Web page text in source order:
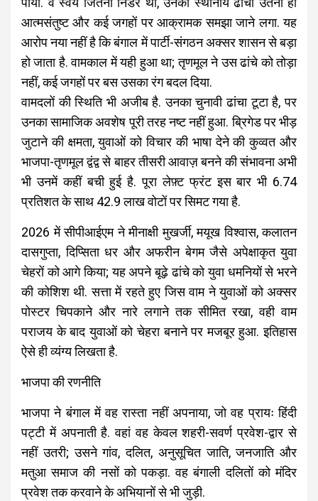
आत्मसंतुष्ट और कई जगहों पर आक्रामक समझा जाने लगा. यह
आरोप नया नहीं है कि बंगाल में पार्टी-संगठन अक्सर शासन से बड़ा
हो जाता है. वामकाल में यही हुआ था; तृणमूल ने उस ढांचे को तोड़ा
नहीं, कई जगहों पर बस उसका रंग बदल दिया.
वामदलों की स्थिति भी अजीब है. उनका चुनावी ढांचा टूटा है, पर
उनका सामाजिक अवशेष पूरी तरह नष्ट नहीं हुआ. ब्रिगेड पर भीड़
जुटाने की क्षमता, युवाओं को विचार की भाषा देने की कुव्वत और
भाजपा-तृणमूल द्वंद्व से बाहर तीसरी आवाज़ बनने की संभावना अभी
भी उनमें कहीं बची हुई है. पूरा लेफ़्ट फ्रंट इस बार भी 6.74
प्रतिशत के साथ 42.9 लाख वोटों पर सिमट गया है.
2026 में सीपीआईएम ने मीनाक्षी मुखर्जी, मयूख विश्वास, कलातन
दासगुप्ता, दिप्सिता धर और अफरीन बेगम जैसे अपेक्षाकृत युवा
चेहरों को आगे किया; यह अपने बूढ़े ढांचे को युवा धमनियों से भरने
की कोशिश थी. सत्ता में रहते हुए जिस वाम ने युवाओं को अक्सर
पोस्टर चिपकाने और नारे लगाने तक सीमित रखा, वही वाम
पराजय के बाद युवाओं को चेहरा बनाने पर मजबूर हुआ. इतिहास
ऐसे ही व्यंग्य लिखता है.
भाजपा की रणनीति
भाजपा ने बंगाल में वह रास्ता नहीं अपनाया, जो वह प्रायः हिंदी
पट्टी में अपनाती है. वहां वह केवल शहरी-सवर्ण प्रवेश-द्वार से
नहीं उतरी; उसने गांव, दलित, अनुसूचित जाति, जनजाति और
मतुआ समाज की नसों को पकड़ा. वह बंगाली दलितों को मंदिर
प्रवेश तक करवाने के अभियानों से भी जुड़ी.